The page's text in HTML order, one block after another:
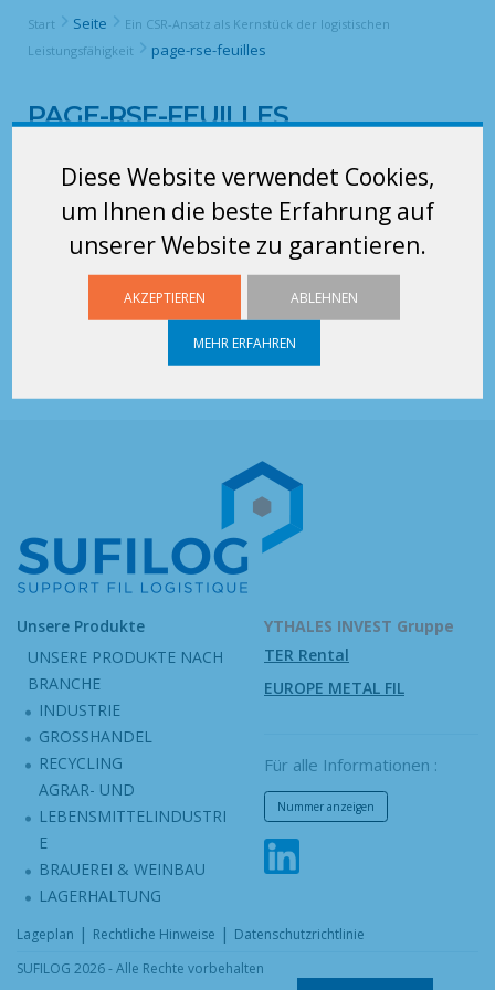
Diese Website verwendet Cookies,
um Ihnen die beste Erfahrung auf
unserer Website zu garantieren.
AKZEPTIEREN ABLEHNEN
MEHR ERFAHREN
Start Seite
Ein CSR-Ansatz als Kernstück der logistischen
Leistungsfähigkeit
page-rse-feuilles
PAGE-RSE-FEUILLES
Unsere Produkte
UNSERE PRODUKTE NACH
BRANCHE
INDUSTRIE
GROSSHANDEL
RECYCLING
AGRAR- UND
LEBENSMITTELINDUSTRI
E
BRAUEREI & WEINBAU
LAGERHALTUNG
YTHALES INVEST Gruppe
TER Rental
EUROPE METAL FIL
Für alle Informationen :
Nummer anzeigen
Lageplan | Rechtliche Hinweise | Datenschutzrichtlinie
SUFILOG 2026 - Alle Rechte vorbehalten